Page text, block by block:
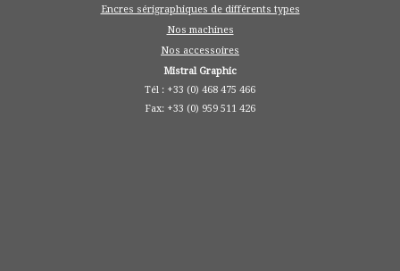
Encres sérigraphiques de différents types
Nos machines
Nos accessoires
Mistral Graphic
Tél : +33 (0) 468 475 466
Fax: +33 (0) 959 511 426